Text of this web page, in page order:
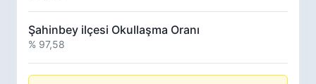
Şahinbey ilçesi Okullaşma Oranı
% 97,58